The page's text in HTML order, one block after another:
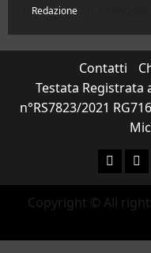
Redazione
Contatti
Testata Registrata
n°RS7823/2021
Copyright © All